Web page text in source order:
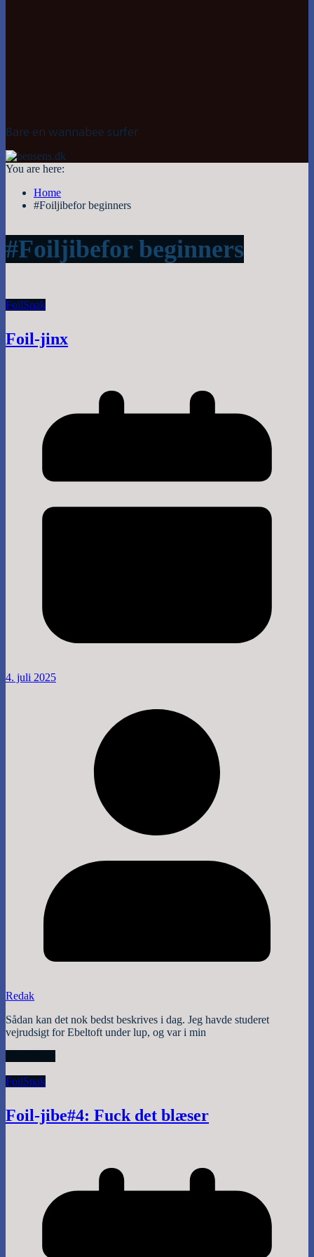
Bare en wannabee surfer
You are here:
Home
#Foiljibefor beginners
#Foiljibefor beginners
FoilSnak
Foil-jinx
4. juli 2025
Redak
Sådan kan det nok bedst beskrives i dag. Jeg havde studeret
vejrudsigt for Ebeltoft under lup, og var i min
FoilSnak
Foil-jibe#4: Fuck det blæser